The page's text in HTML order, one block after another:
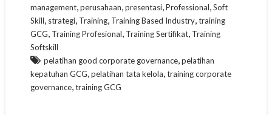
management,perusahaan,presentasi,Professional,Soft
Skill, strategi, Training, Training Based Industry,training
GCG, Training Profesional, Training Sertifikat, Training
Softskill
pelatihan good corporate governance,pelatihan
kepatuhan GCG,pelatihan tata kelola,training corporate
governance,training GCG